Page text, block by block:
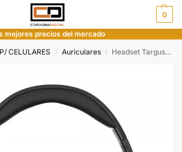
0
mejores precios del mercado
CELULARES / Auriculares / Headset Targus con Cable Usb